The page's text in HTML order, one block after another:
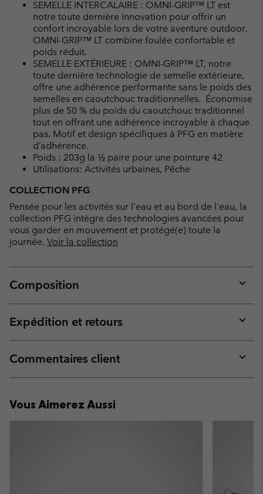
SEMELLE INTERCALAIRE : OMNI-GRIP™ LT est
notre toute dernière innovation pour offrir un
confort incroyable lors de votre aventure outdoor.
OMNI-GRIP™ LT combine foulée confortable et
poids réduit.
SEMELLE EXTÉRIEURE : OMNI-GRIP™ LT, notre
toute dernière technologie de semelle extérieure,
offre une adhérence performante sans le poids des
semelles en caoutchouc traditionnelles. Économise
plus de 50 % du poids du caoutchouc traditionnel
tout en offrant une adhérence incroyable à chaque
pas. Motif et design spécifiques à PFG en matière
d’adhérence.
Poids : 203g la ½ paire pour une pointure 42
Utilisations: Activités urbaines, Pêche
COLLECTION PFG
Pensée pour les activités sur l'eau et au bord de l'eau, la
collection PFG intègre des technologies avancées pour
vous garder en mouvement et protégé(e) toute la
journée. Voir la collection
Composition
or
Expédition et retours
or
Commentaires client
or
Vous Aimerez Aussi